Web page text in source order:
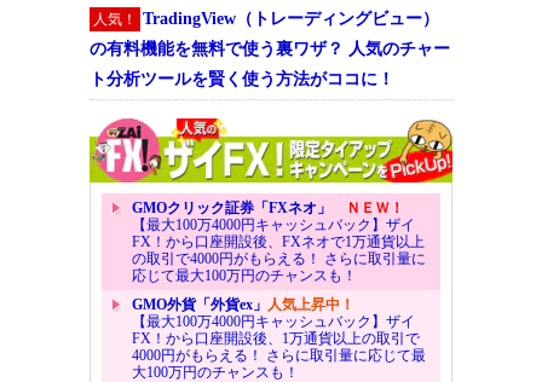
人気！
TradingView（トレーディングビュー）
の有料機能を無料で使う裏ワザ？ 人気のチャー
ト分析ツールを賢く使う方法がココに！
GMOクリック証券「FXネオ」
ＮＥＷ！
【最大100万4000円キャッシュバック】ザイ
FX！から口座開設後、FXネオで1万通貨以上
の取引で4000円がもらえる！ さらに取引量に
応じて最大100万円のチャンスも！
GMO外貨「外貨ex」 人気上昇中！
【最大100万4000円キャッシュバック】ザイ
FX！から口座開設後、1万通貨以上の取引で
4000円がもらえる！ さらに取引量に応じて最
大100万円のチャンスも！